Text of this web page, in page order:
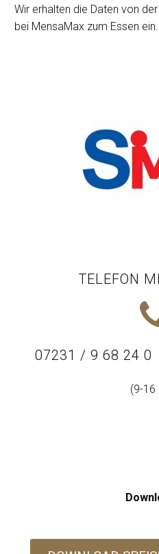
Wir erhalten die Daten von
bei MensaMax zum Essen ein.
TELEFON
07231 / 9 68 24 0
(9-16